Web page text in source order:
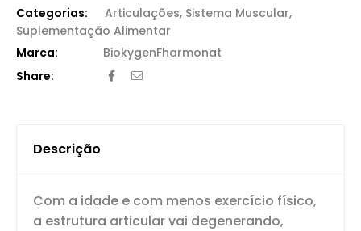
Categorias:
Articulações, Sistema Muscular,
Suplementação Alimentar
BiokygenFharmonat
Share:
Descrição
Com a idade e com menos exercício físico,
a estrutura articular vai degenerando,